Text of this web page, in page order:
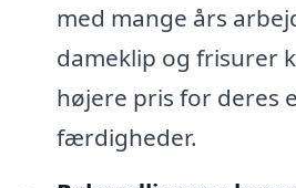
med mange års
dameklip og frisurer
højere pris for deres
færdigheder.